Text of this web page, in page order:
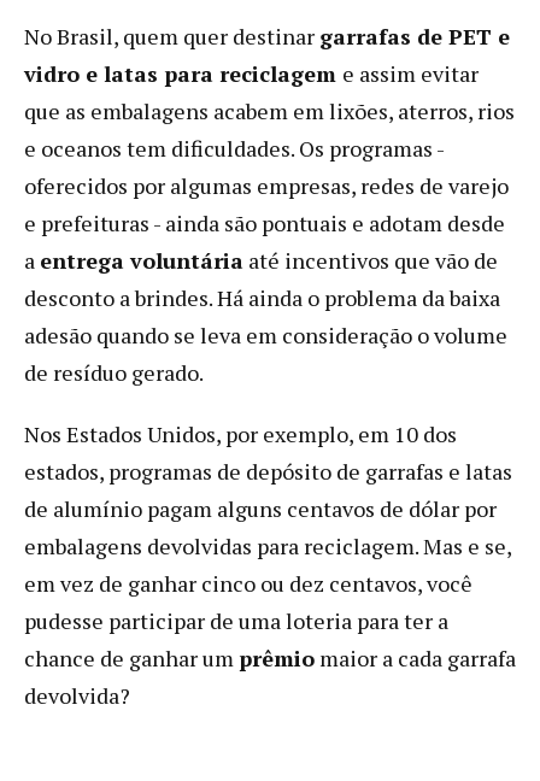
No Brasil, quem quer destinar garrafas de PET e
vidro e latas para reciclagem e assim evitar
que as embalagens acabem em lixões, aterros, rios
e oceanos tem dificuldades. Os programas -
oferecidos por algumas empresas, redes de varejo
e prefeituras - ainda são pontuais e adotam desde
a entrega voluntária até incentivos que vão de
desconto a brindes. Há ainda o problema da baixa
adesão quando se leva em consideração o volume
de resíduo gerado.
Nos Estados Unidos, por exemplo, em 10 dos
estados, programas de depósito de garrafas e latas
de alumínio pagam alguns centavos de dólar por
embalagens devolvidas para reciclagem. Mas e se,
em vez de ganhar cinco ou dez centavos, você
pudesse participar de uma loteria para ter a
chance de ganhar um prêmio maior a cada garrafa
devolvida?